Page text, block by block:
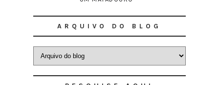
ARQUIVO DO BLOG